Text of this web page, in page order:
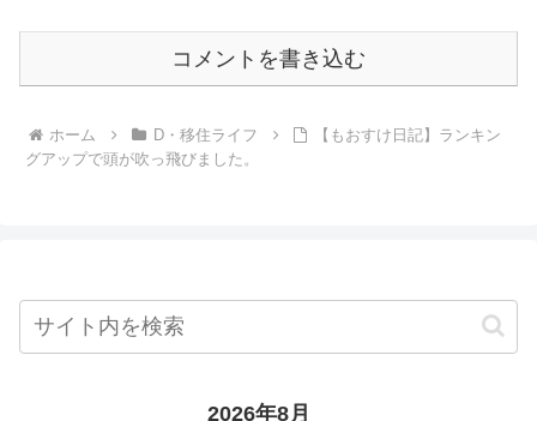
コメントを書き込む
ホーム D・移住ライフ
【もおすけ日記】ランキン
グアップで頭が吹っ飛びました。
2026年8月